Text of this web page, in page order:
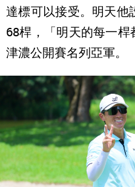
達標可以接受。明天他
68桿，「明天的每一
津濃公開賽名列亞軍。